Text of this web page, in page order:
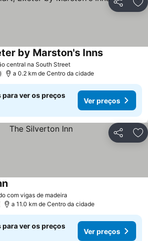
Partilhar
central na South StreetVer preços
by Marston's InnsVer preços
a 0.2 km de Centro da cidade
para ver os preços
Ver preços
Partilhar
com vigas de madeira
Ver preços
a 11.0 km de Centro da cidade
para ver os preços
Ver preços